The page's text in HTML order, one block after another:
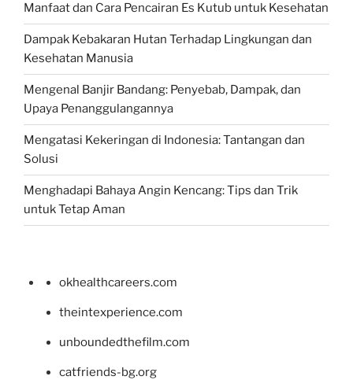
Manfaat dan Cara Pencairan Es Kutub untuk Kesehatan
Dampak Kebakaran Hutan Terhadap Lingkungan dan
Kesehatan Manusia
Mengenal Banjir Bandang: Penyebab, Dampak, dan
Upaya Penanggulangannya
Mengatasi Kekeringan di Indonesia: Tantangan dan
Solusi
Menghadapi Bahaya Angin Kencang: Tips dan Trik
untuk Tetap Aman
okhealthcareers.com
theintexperience.com
unboundedthefilm.com
catfriends-bg.org